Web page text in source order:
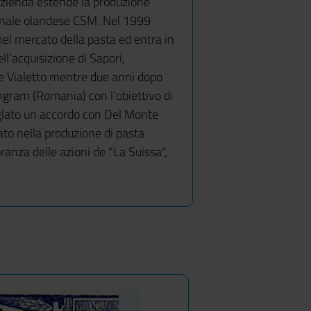
olandese CSM. Nel 1999
mercato della pasta ed entra in
di Sapori,
Vialetto mentre due anni dopo
(Romania) con l'obiettivo di
un accordo con Del Monte
nella produzione di pasta
delle azioni de "La Suissa",